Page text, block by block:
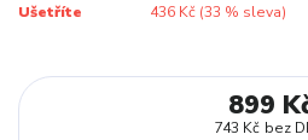
Ušetříte 436 Kč (33 % sleva)
899
743 Kč bez